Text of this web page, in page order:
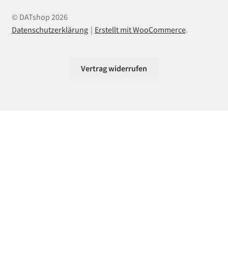
© DATshop 2026
Datenschutzerklärung
Erstellt mit WooCommerce.
Vertrag widerrufen